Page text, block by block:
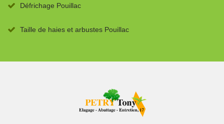
Défrichage Pouillac
Taille de haies et arbustes Pouillac